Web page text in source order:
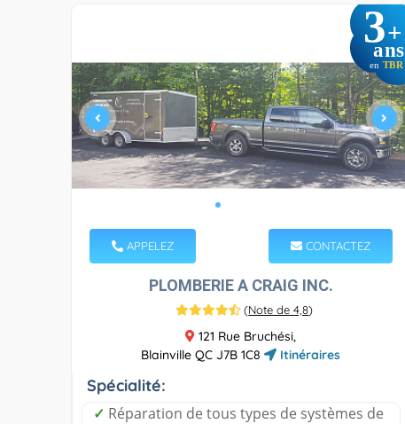
3+
ans
en TBR
APPELEZ CONTACTEZ
PLOMBERIE A CRAIG INC.
(Note de 4,8)
121 Rue Bruchési,
Blainville QC J7B 1C8
Itinéraires
Spécialité:
✓ Réparation de tous types de systèmes de